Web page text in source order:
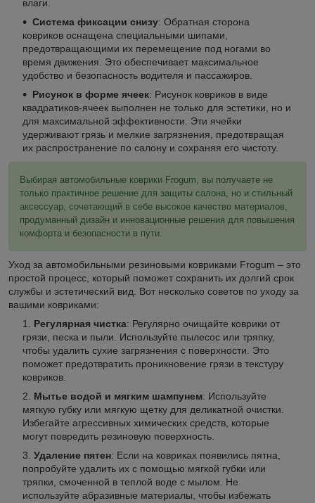
влаги.
Система фиксации снизу: Обратная сторона
ковриков оснащена специальными шипами,
предотвращающими их перемещение под ногами во
время движения. Это обеспечивает максимальное
удобство и безопасность водителя и пассажиров.
Рисунок в форме ячеек: Рисунок ковриков в виде
квадратиков-ячеек выполнен не только для эстетики, но и
для максимальной эффективности. Эти ячейки
удерживают грязь и мелкие загрязнения, предотвращая
их распространение по салону и сохраняя его чистоту.
Выбирая автомобильные коврики Frogum, вы получаете не
только практичное решение для защиты салона, но и стильный
аксессуар, сочетающий в себе высокое качество материалов,
продуманный дизайн и инновационные решения для повышения
комфорта и безопасности в пути.
Уход за автомобильными резиновыми ковриками Frogum – это
простой процесс, который поможет сохранить их долгий срок
службы и эстетический вид. Вот несколько советов по уходу за
вашими ковриками:
Регулярная чистка: Регулярно очищайте коврики от
грязи, песка и пыли. Используйте пылесос или тряпку,
чтобы удалить сухие загрязнения с поверхности. Это
поможет предотвратить проникновение грязи в текстуру
ковриков.
Мытье водой и мягким шампунем: Используйте
мягкую губку или мягкую щетку для деликатной очистки.
Избегайте агрессивных химических средств, которые
могут повредить резиновую поверхность.
Удаление пятен: Если на ковриках появились пятна,
попробуйте удалить их с помощью мягкой губки или
тряпки, смоченной в теплой воде с мылом. Не
используйте абразивные материалы, чтобы избежать